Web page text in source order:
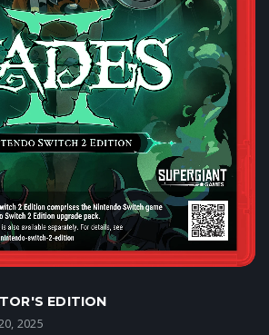
EDITION
2025